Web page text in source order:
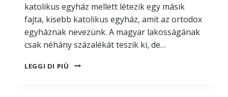
katolikus egyház mellett létezik egy másik
fajta, kisebb katolikus egyház, amit az ortodox
egyháznak nevezünk. A magyar lakosságának
csak néhány százalékát teszik ki, de…
LEGGI DI PIÙ
MI